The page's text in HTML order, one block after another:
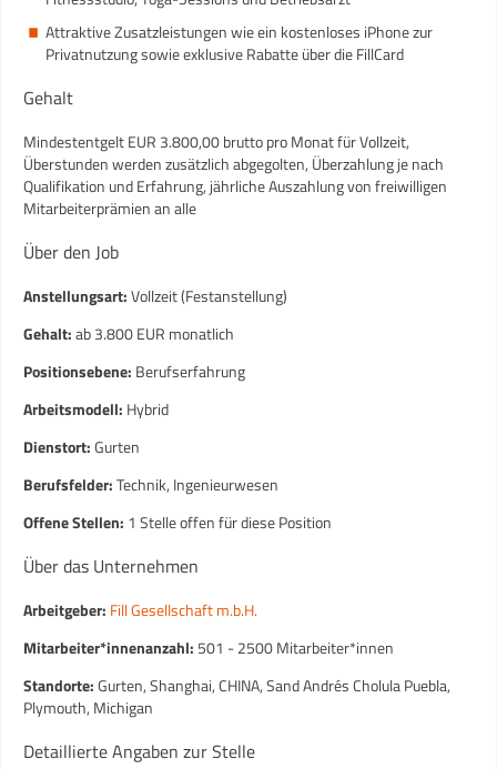
Attraktive Zusatzleistungen wie ein kostenloses iPhone zur
Privatnutzung sowie exklusive Rabatte über die FillCard
Gehalt
Mindestentgelt EUR 3.800,00 brutto pro Monat für Vollzeit,
Überstunden werden zusätzlich abgegolten, Überzahlung je nach
Qualifikation und Erfahrung, jährliche Auszahlung von freiwilligen
Mitarbeiterprämien an alle
Über den Job
Anstellungsart:Vollzeit (Festanstellung)
Gehalt:ab 3.800 EUR monatlich
Positionsebene: Berufserfahrung
Arbeitsmodell: Hybrid
Dienstort:Gurten
Berufsfelder:Technik, Ingenieurwesen
Offene Stellen: 1 Stelle offen für diese Position
Über das Unternehmen
Arbeitgeber: Fill Gesellschaft m.b.H.
Mitarbeiter*innenanzahl: 501 - 2500 Mitarbeiter*innen
Standorte:Gurten, Shanghai, CHINA, Sand Andrés Cholula Puebla,
Plymouth, Michigan
Detaillierte Angaben zur Stelle